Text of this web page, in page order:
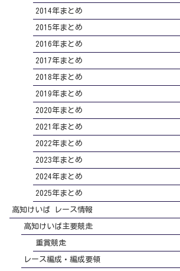
2014年まとめ
2015年まとめ
2016年まとめ
2017年まとめ
2018年まとめ
2019年まとめ
2020年まとめ
2021年まとめ
2022年まとめ
2023年まとめ
2024年まとめ
2025年まとめ
高知けいば レース情報
高知けいば主要競走
重賞競走
レース編成・編成要領